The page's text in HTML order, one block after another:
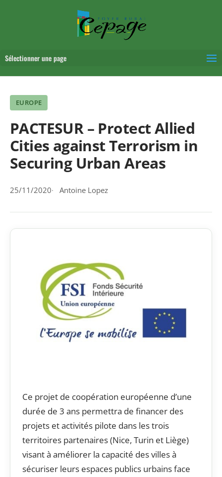
Sélectionner une page
EUROPE
PACTESUR – Protect Allied
Cities against Terrorism in
Securing Urban Areas
25/11/2020 Antoine Lopez
Ce projet de coopération européenne d’une
durée de 3 ans permettra de financer des
projets et activités pilote dans les trois
territoires partenaires (Nice, Turin et Liège)
visant à améliorer la capacité des villes à
sécuriser leurs espaces publics urbains face